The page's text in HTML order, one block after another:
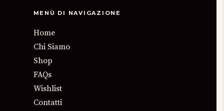
MENÙ DI NAVIGAZIONE
Home
Chi Siamo
Shop
FAQs
Wishlist
Contatti